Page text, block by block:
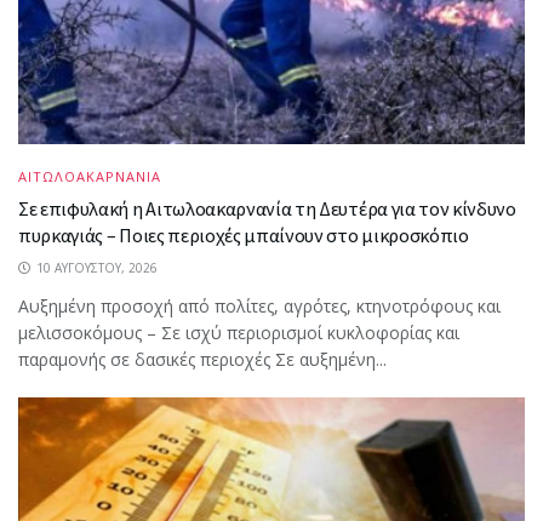
ΑΙΤΩΛΟΑΚΑΡΝΑΝΙΑ
Σε επιφυλακή η Αιτωλοακαρνανία τη Δευτέρα για τον κίνδυνο
πυρκαγιάς – Ποιες περιοχές μπαίνουν στο μικροσκόπιο
10 ΑΥΓΟΎΣΤΟΥ, 2026
Αυξημένη προσοχή από πολίτες, αγρότες, κτηνοτρόφους και
μελισσοκόμους – Σε ισχύ περιορισμοί κυκλοφορίας και
παραμονής σε δασικές περιοχές Σε αυξημένη...